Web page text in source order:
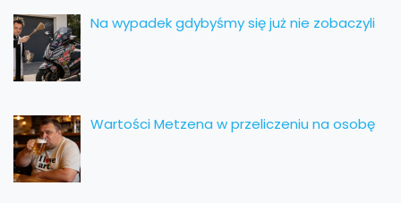
Na wypadek gdybyśmy się już nie zobaczyli
Wartości Metzena w przeliczeniu na osobę